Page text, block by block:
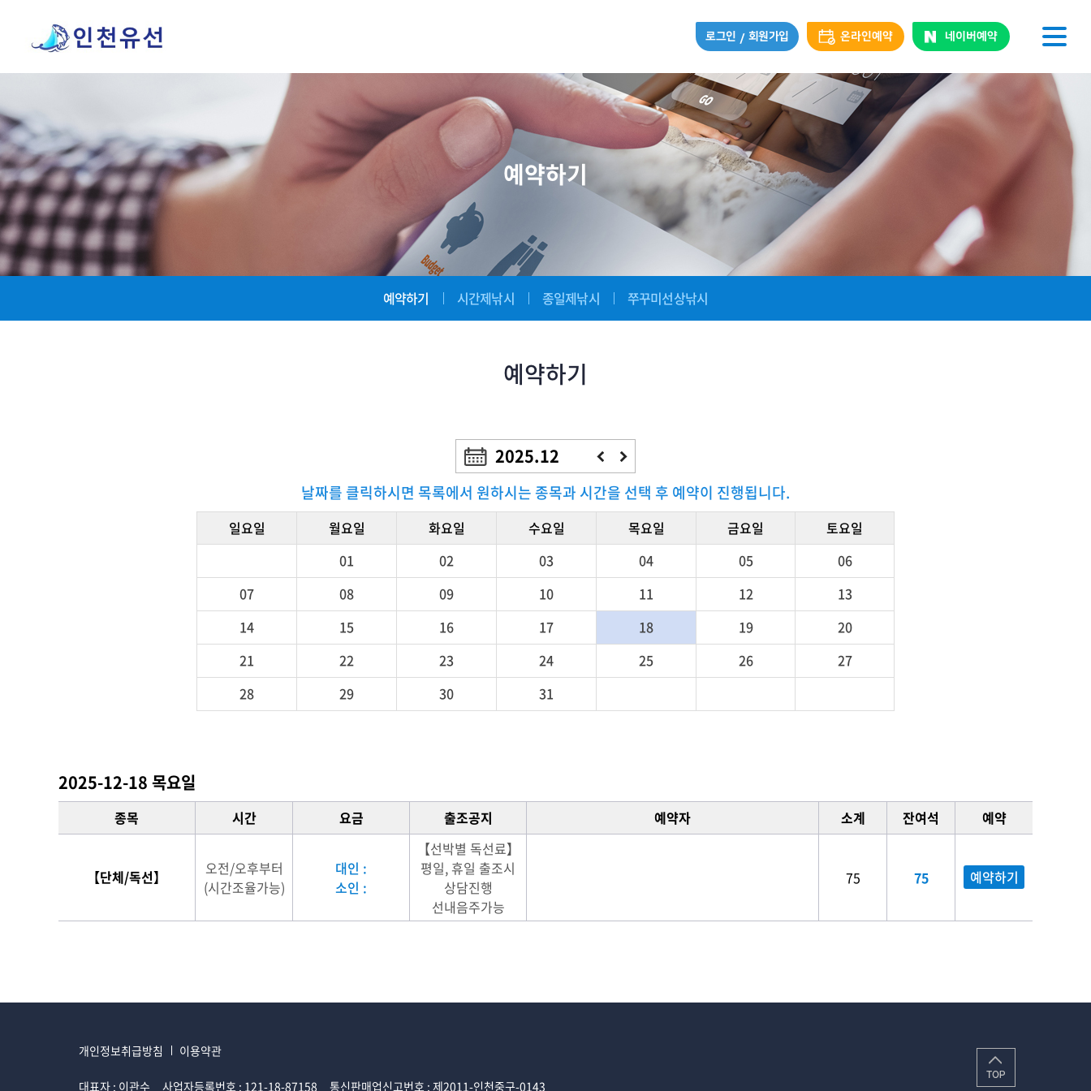
로그인 회원가입 온라인예약 네이버예약
예약하기
예약하기 시간제낚시 종일제낚시 쭈꾸미선상낚시
예약하기
2025.12
날짜를 클릭하시면 목록에서 원하시는 종목과 시간을 선택 후 예약이 진행됩니다.
일요일 월요일 화요일 수요일 목요일 금요일
토요일
01
02 03 04 05
06
07
08 09 10 11 12
13
14
15 16 17 18 19
20
21
22 23 24 25 26
27
28
29 30 31
2025-12-18 목요일
종목 시간 요금 출조공지 예약자 소계 잔여석 예약
【단체/독선】
오전/오후부터
(시간조율가능)
대인 :
소인 :
【선박별 독선료】
평일, 휴일 출조시
상담진행
선내음주가능
75 75 예약하기
개인정보취급방침 이용약관
대표자 : 이관수 사업자등록번호 : 121-18-87158 통신판매업신고번호 : 제2011-인천중구-0143